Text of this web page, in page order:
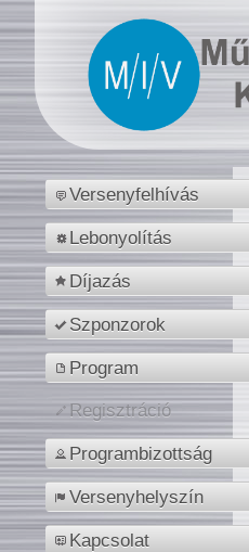
Versenyfelhívás
Lebonyolítás
Díjazás
Szponzorok
Program
Regisztráció
Programbizottság
Versenyhelyszín
Kapcsolat